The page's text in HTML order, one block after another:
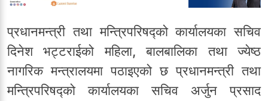
प्रधानमन्त्री तथा मन्त्रिपरिषद्को कार्यालयका सचिव
दिनेश भट्टराईको महिला, बालबालिका तथा ज्येष्ठ
नागरिक मन्त्रालयमा पठाइएको छ प्रधानमन्त्री तथा
मन्त्रिपरिषद्को कार्यालयका सचिव अर्जुन प्रसाद